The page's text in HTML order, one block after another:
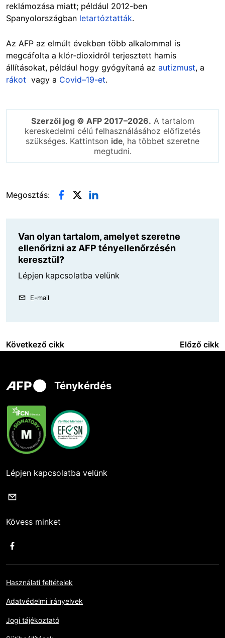
reklámozása miatt; például 2012-ben
Spanyolországban letartóztatták.
Az AFP az elmúlt években több alkalommal is
megcáfolta a klór‑dioxidról terjesztett hamis
állításokat, például hogy gyógyítaná az autizmust, a
rákot vagy a Covid–19-et.
Szerzői jog © AFP 2017–2026. A tartalom
kereskedelmi célú felhasználásához előfizetés
szükséges. Kattintson ide, ha többet szeretne
megtudni.
Megosztás:
Van olyan tartalom, amelyet szeretne
ellenőrizni az AFP tényellenőrzésén
keresztül?
Lépjen kapcsolatba velünk
E-mail
Következő cikk Előző cikk
Ténykérdés
Lépjen kapcsolatba velünk
Kövess minket
Használati feltételek
Adatvédelmi irányelvek
Jogi tájékoztató